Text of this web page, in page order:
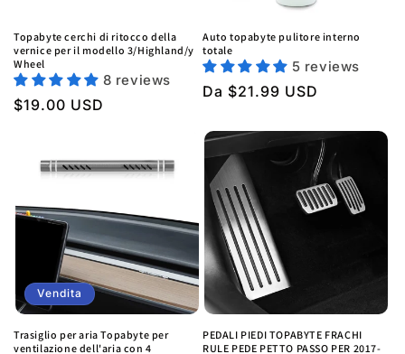
Topabyte cerchi di ritocco della
vernice per il modello 3/Highland/y
Wheel
8 reviews
Prezzo
$19.00 USD
Auto topabyte pulitore interno
totale
5 reviews
Prezzo
Da $21.99 USD
Vendita
Trasiglio per aria Topabyte per
ventilazione dell'aria con 4
PEDALI PIEDI TOPABYTE FRACHI
RULE PEDE PETTO PASSO PER 2017-